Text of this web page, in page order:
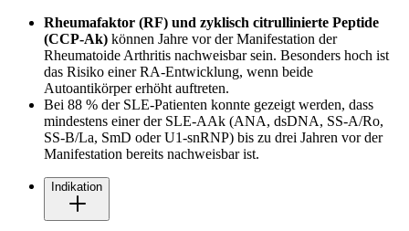
Rheumafaktor (RF) und zyklisch citrullinierte Peptide
(CCP-Ak) können Jahre vor der Manifestation der
Rheumatoide Arthritis nachweisbar sein. Besonders hoch ist
das Risiko einer RA-Ent­wicklung, wenn beide
Autoantikörper erhöht auftreten.
Bei 88 % der SLE-Patienten konnte gezeigt werden, dass
mindestens einer der SLE-AAk (ANA, dsDNA, SS-A/Ro,
SS-B/La, SmD oder U1-snRNP) bis zu drei Jahren vor der
Manifestation bereits nachweisbar ist.
Indikation